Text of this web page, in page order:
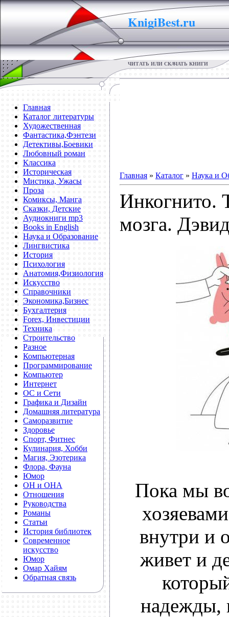
KnigiBest.ru
ЧИТАТЬ ИЛИ СКАЧАТЬ КНИГИ
Главная
Каталог литературы
Художественная
Фантастика,Фэнтези
Детективы,Боевики
Любовный роман
Классика
Историческая
Мистика, Ужасы
Проза
Комиксы, Манга
Сказки, Детские
Аудиокниги mp3
Books in English
Наука и Образование
Лингвистика
История
Психология
Анатомия,Физиология
Искусство
Справочники
Экономика,Бизнес
Бухгалтерия
Forex, Инвестиции
Техника
Строительство
Разное
Компьютерная
Программирование
Компьютер
Интернет
ОС и Сети
Графика и Дизайн
Домашняя литература
Саморазвитие
Здоровье
Спорт, Фитнес
Кулинария, Хобби
Магия, Эзотерика
Флора, Фауна
Юмор
ОН и ОНА
Отношения
Руководства
Романы
Статьи
История библиотек
Современное
искусство
Юмор
Омар Хайям
Обратная связь
Главная » Каталог » Наука и
Инкогнито.
мозга.
Пока мы
внутри и
живет и
надежды,